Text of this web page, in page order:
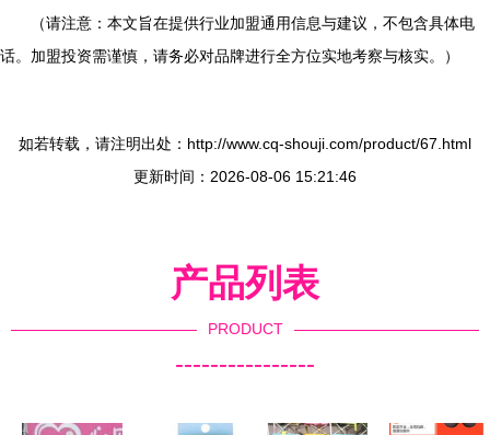
（请注意：本文旨在提供行业加盟通用信息与建议，不包含具体电
话。加盟投资需谨慎，请务必对品牌进行全方位实地考察与核实。）
如若转载，请注明出处：http://www.cq-shouji.com/product/67.html
更新时间：2026-08-06 15:21:46
产品列表
PRODUCT
----------------